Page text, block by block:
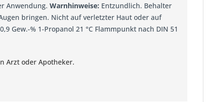
Anwendung. Warnhinweise: Entzundlich. Behalter
bringen. Nicht auf verletzter Haut oder auf
Gew.-% 1-Propanol 21 °C Flammpunkt nach DIN 51
Arzt oder Apotheker.